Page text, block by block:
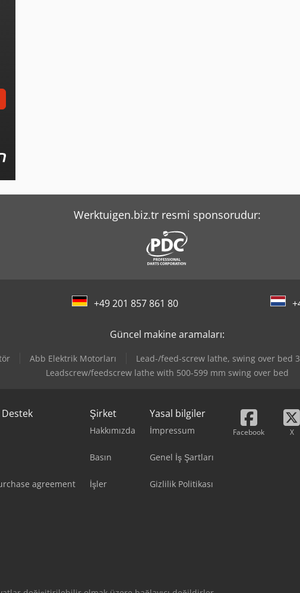
Werktuigen.biz.tr resmi sponsorudur:
+49 201 857 861 80
Güncel makine aramaları:
Abb Elektrik Motorları Lead-/feed-screw lathe, swing over bed
Leadscrew/feedscrew lathe with 500-599 mm swing over bed
agreement
Şirket
Hakkımızda
Basın
İşler
Yasal bilgiler
İmpressum
Genel İş Şartları
Gizlilik Politikası
Facebook X